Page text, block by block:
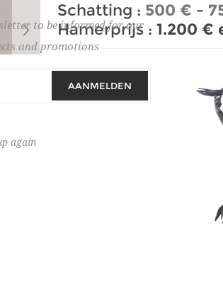
Schatting : 500 € -
Hamerprijs : 1.200 €
to be informed for our
and promotions
AANMELDEN
again